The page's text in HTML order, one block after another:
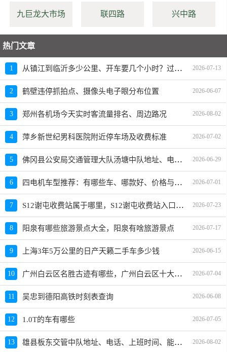
九巨龙大市场 联四路 兴中路
热门文章
1 从镇江到临沂多少公里、开车要几个小时？过路费、油费等 2026-07-13
2 鹤壁违停抓拍点、摄像头电子眼分布位置 2026-06-07
3 郑州各机场今天实时客流量排名、周边路况 2026-08-02
4 萍乡新世纪男科医院附近停车场及收费标准 2026-07-02
5 佛冈县公安局交通管理大队汤塘中队地址、电话、上班时间、能处理违章吗 2026-06-29
6 四电机车型推荐：有哪些车、哪款好、价格与配置对比 2026-07-01
7 S12谢屯收费站属于哪里，S12谢屯收费站入口的详细地址 2026-07-23
8 阳泉有哪些旅游景点大全，阳泉有啥旅游景点 2026-07-17
9 上海3年5万公里的日产天籁二手车多少钱 2026-06-15
10 广州白云区名胜古迹有哪些，广州白云区十大景点名胜古迹推荐 2026-07-04
11 吴忠到德阳高铁时刻表查询 2026-06-08
12 1.0T的车有哪些 2026-07-05
13 雄县板东交管中队地址、电话、上班时间、能处理违章吗 2026-08-02